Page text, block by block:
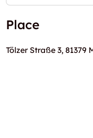
Place
Tölzer Straße 3, 81379